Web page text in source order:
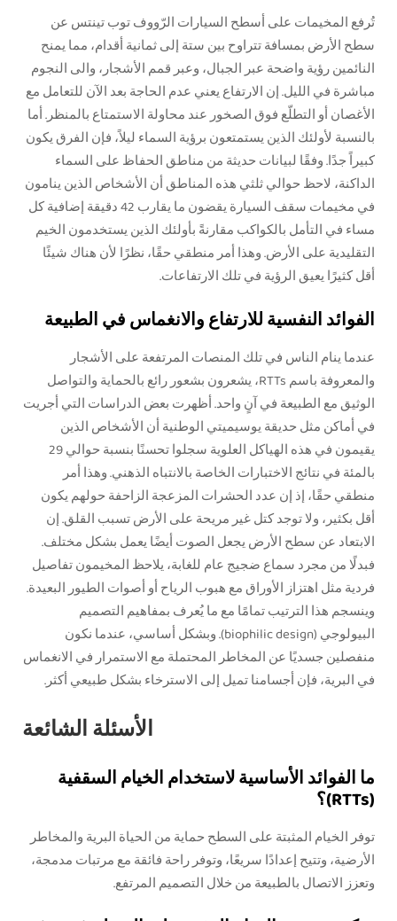
تُرفع المخيمات على أسطح السيارات الرّووف توب تينتس عن
سطح الأرض بمسافة تتراوح بين ستة إلى ثمانية أقدام، مما يمنح
النائمين رؤية واضحة عبر الجبال، وعبر قمم الأشجار، والى النجوم
مباشرة في الليل. إن الارتفاع يعني عدم الحاجة بعد الآن للتعامل مع
الأغصان أو التطلّع فوق الصخور عند محاولة الاستمتاع بالمنظر. أما
بالنسبة لأولئك الذين يستمتعون برؤية السماء ليلاً، فإن الفرق يكون
كبيراً جدًا. وفقًا لبيانات حديثة من مناطق الحفاظ على السماء
الداكنة، لاحظ حوالي ثلثي هذه المناطق أن الأشخاص الذين ينامون
في مخيمات سقف السيارة يقضون ما يقارب 42 دقيقة إضافية كل
مساء في التأمل بالكواكب مقارنةً بأولئك الذين يستخدمون الخيم
التقليدية على الأرض. وهذا أمر منطقي حقًا، نظرًا لأن هناك شيئًا
أقل كثيرًا يعيق الرؤية في تلك الارتفاعات.
الفوائد النفسية للارتفاع والانغماس في الطبيعة
عندما ينام الناس في تلك المنصات المرتفعة على الأشجار
والمعروفة باسم RTTs، يشعرون بشعور رائع بالحماية والتواصل
الوثيق مع الطبيعة في آنٍ واحد. أظهرت بعض الدراسات التي أجريت
في أماكن مثل حديقة يوسيميتي الوطنية أن الأشخاص الذين
يقيمون في هذه الهياكل العلوية سجلوا تحسنًا بنسبة حوالي 29
بالمئة في نتائج الاختبارات الخاصة بالانتباه الذهني. وهذا أمر
منطقي حقًا، إذ إن عدد الحشرات المزعجة الزاحفة حولهم يكون
أقل بكثير، ولا توجد كتل غير مريحة على الأرض تسبب القلق. إن
الابتعاد عن سطح الأرض يجعل الصوت أيضًا يعمل بشكل مختلف.
فبدلًا من مجرد سماع ضجيج عام للغابة، يلاحظ المخيمون تفاصيل
فردية مثل اهتزاز الأوراق مع هبوب الرياح أو أصوات الطيور البعيدة.
وينسجم هذا الترتيب تمامًا مع ما يُعرف بمفاهيم التصميم
البيولوجي (biophilic design). وبشكل أساسي، عندما نكون
منفصلين جسديًا عن المخاطر المحتملة مع الاستمرار في الانغماس
في البرية، فإن أجسامنا تميل إلى الاسترخاء بشكل طبيعي أكثر.
الأسئلة الشائعة
ما الفوائد الأساسية لاستخدام الخيام السقفية
(RTTs)؟
توفر الخيام المثبتة على السطح حماية من الحياة البرية والمخاطر
الأرضية، وتتيح إعدادًا سريعًا، وتوفر راحة فائقة مع مرتبات مدمجة،
وتعزز الاتصال بالطبيعة من خلال التصميم المرتفع.